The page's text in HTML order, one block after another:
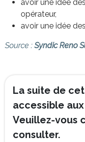
avoir une idée
opérateur,
avoir une idée
Source : Syndic Reno
La suite de
accessible
Veuillez-vous
consulter.